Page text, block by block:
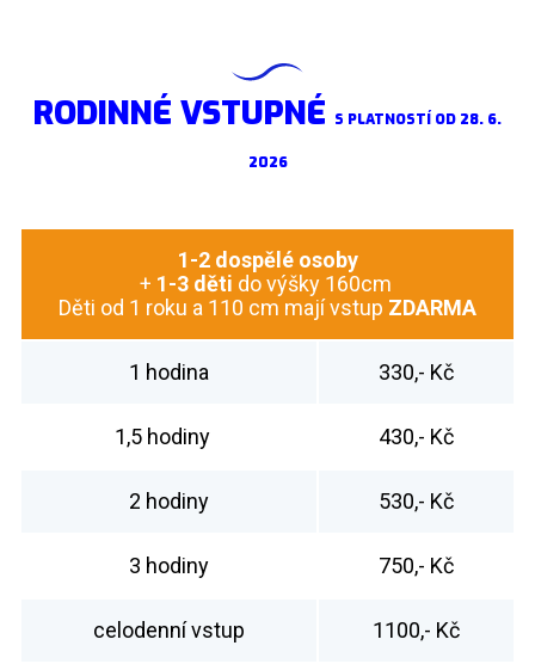
RODINNÉ VSTUPNÉ S PLATNOSTÍ OD 28. 6.
2026
1-2 dospělé osoby
+ 1-3 děti do výšky 160cm
Děti od 1 roku a 110 cm mají vstup ZDARMA
1 hodina 330,- Kč
1,5 hodiny 430,- Kč
2 hodiny 530,- Kč
3 hodiny 750,- Kč
celodenní vstup 1100,- Kč